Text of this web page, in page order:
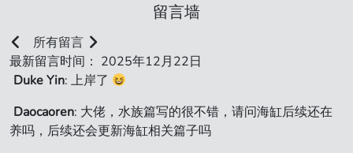
留言墙
所有留言
最新留言时间： 2025年12月22日
Duke Yin: 上岸了
Daocaoren: 大佬，水族篇写的很不错，请问海缸后续还在
养吗，后续还会更新海缸相关篇子吗